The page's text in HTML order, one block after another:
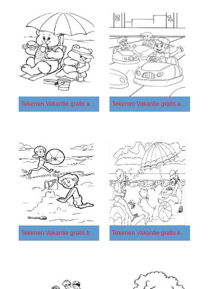
Tekenen Vakantie gratis afdrukbaar simpel Tekenen Vakantie gratis afdrukbaar
Tekenen Vakantie gratis basis Tekenen Vakantie gratis eenvoudig